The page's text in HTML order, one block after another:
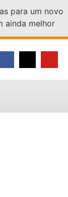
para um novo
ainda melhor